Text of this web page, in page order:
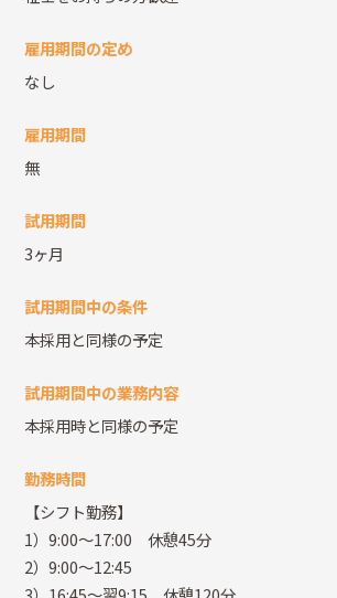
雇用期間の定め
なし
雇用期間
無
試用期間
3ヶ月
試用期間中の条件
本採用と同様の予定
試用期間中の業務内容
本採用時と同様の予定
勤務時間
【シフト勤務】
1）9:00～17:00 休憩45分
2）9:00～12:45